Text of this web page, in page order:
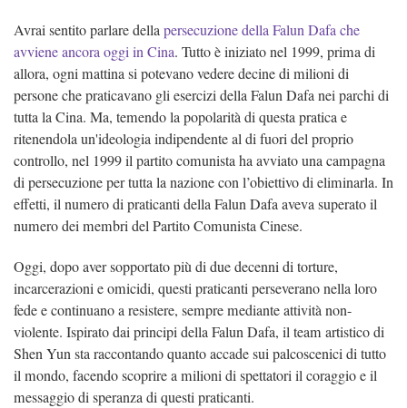
Avrai sentito parlare dellapersecuzione della Falun Dafa che
avviene ancora oggi in Cina. Tutto è iniziato nel 1999, prima di
allora, ogni mattina si potevano vedere decine di milioni di
persone che praticavano gli esercizi della Falun Dafa nei parchi di
tutta la Cina. Ma, temendo la popolarità di questa pratica e
ritenendola un'ideologia indipendente al di fuori del proprio
controllo, nel 1999 il partito comunista ha avviato una campagna
di persecuzione per tutta la nazione con l’obiettivo di eliminarla. In
effetti, il numero di praticanti della Falun Dafa aveva superato il
numero dei membri del Partito Comunista Cinese.
Oggi, dopo aver sopportato più di due decenni di torture,
incarcerazioni e omicidi, questi praticanti perseverano nella loro
fede e continuano a resistere, sempre mediante attività non-
violente. Ispirato dai principi della Falun Dafa, il team artistico di
Shen Yun sta raccontando quanto accade sui palcoscenici di tutto
il mondo, facendo scoprire a milioni di spettatori il coraggio e il
messaggio di speranza di questi praticanti.